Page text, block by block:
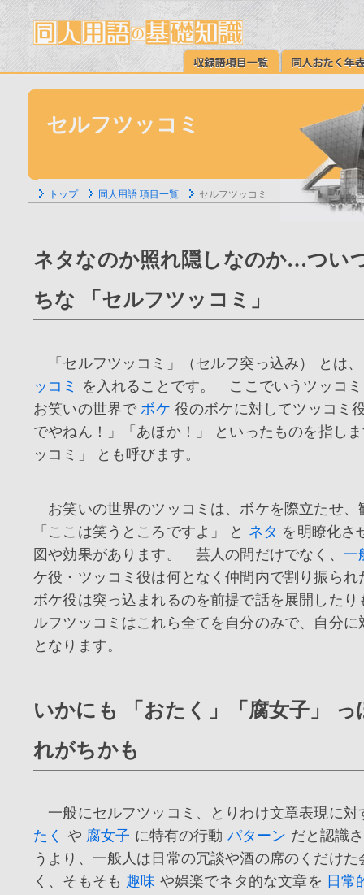
セルフツッコミ
トップ 同人用語 項目一覧 セルフツッコミ
ネタなのか照れ隠しなのか…つい
ちな 「セルフツッコミ」
「セルフツッコミ」（セルフ突っ込み） とは
ッコミ
を入れることです。 ここでいうツッコ
お笑いの世界でボケ 役のボケに対してツッコミ
でやねん！」「あほか！」 といったものを指し
ッコミ」 とも呼びます。
お笑いの世界のツッコミは、ボケを際立たせ、
「ここは笑うところですよ」 と ネタ を明瞭化さ
図や効果があります。 芸人の間だけでなく、 一
ケ役・ツッコミ役は何となく仲間内で割り振られ
ボケ役は突っ込まれるのを前提で話を展開したり
ルフツッコミはこれら全てを自分のみで、自分に
となります。
いかにも 「おたく」「腐女子」
れがちかも
一般にセルフツッコミ、とりわけ文章表現に対
たく や 腐女子 に特有の行動 パターン だと認識
うより、一般人は日常の冗談や酒の席のくだけた
く、そもそも 趣味 や娯楽でネタ的な文章を 日常